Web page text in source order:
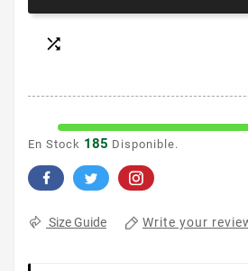

En Stock 185 Disponible.
Size Guide Write your